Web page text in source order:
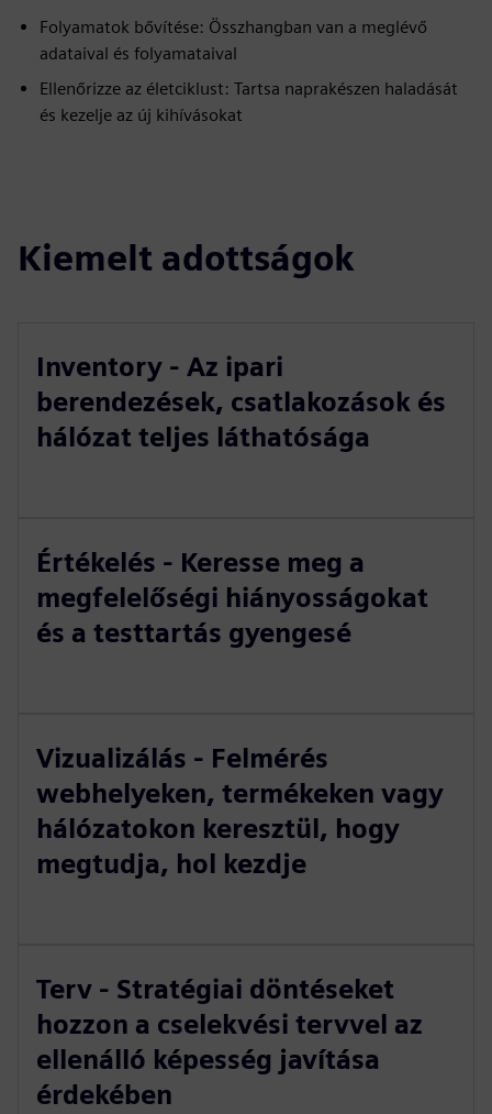
Folyamatok bővítése: Összhangban van a meglévő
adataival és folyamataival
Ellenőrizze az életciklust: Tartsa naprakészen haladását
és kezelje az új kihívásokat
Kiemelt adottságok
Inventory - Az ipari
berendezések, csatlakozások és
hálózat teljes láthatósága
Értékelés - Keresse meg a
megfelelőségi hiányosságokat
és a testtartás gyengesé
Vizualizálás - Felmérés
webhelyeken, termékeken vagy
hálózatokon keresztül, hogy
megtudja, hol kezdje
Terv - Stratégiai döntéseket
hozzon a cselekvési tervvel az
ellenálló képesség javítása
érdekében